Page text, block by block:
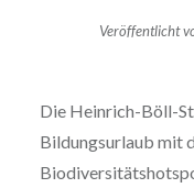
Veröffentlicht
Die Heinrich-Böll-
Bildungsurlaub mit